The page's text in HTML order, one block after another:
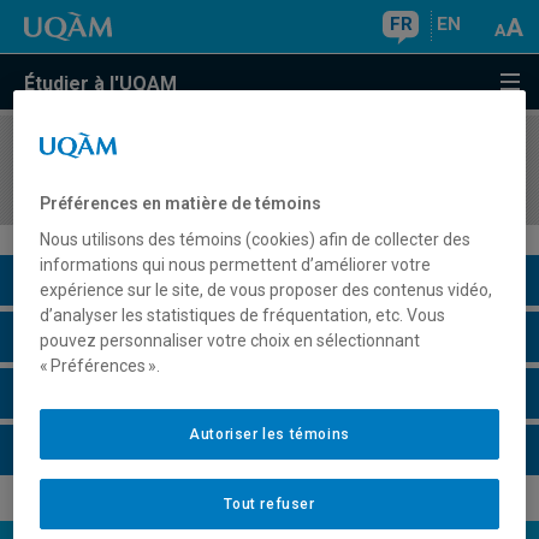
FR EN
Étudier à l'UQAM
COURS//
Description du cours
Horaire - Été 2026
Préférences en matière de témoins
Nous utilisons des témoins (cookies) afin de collecter des
informations qui nous permettent d’améliorer votre
expérience sur le site, de vous proposer des contenus vidéo,
d’analyser les statistiques de fréquentation, etc. Vous
pouvez personnaliser votre choix en sélectionnant
« Préférences ».
Tout refuser
Autoriser les témoins